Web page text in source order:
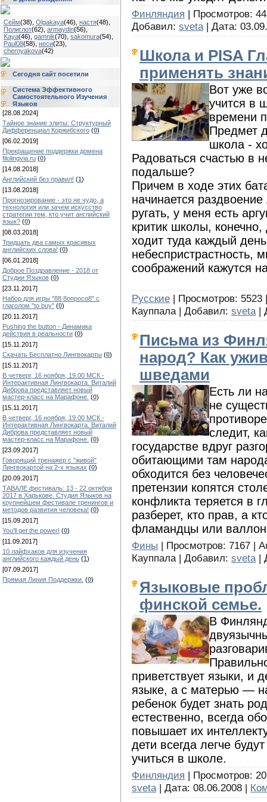
Сейм(38) Olgakaya(46) настя(48)
Полиглот(62) armaydin(56)
Kaya(46) gamnik(70) sakomura(54)
Paul08(58) неси(23)
chernyakova(42)
Сегодня сайт посетили
Система Эффективного
Самостоятельного Изучения
Языков
[28.08.2024]
Тайное знание элиты: Структурный
Дифференциал Коржибского (0)
[06.02.2019]
Прекращение поддержки домена
filolingvia.ru (0)
[14.08.2018]
Английский без правил! (1)
[13.08.2018]
Прогнозирование - это не чудо, а
технология или зачем искусство
стратегии тем, кто учит английский
язык? (0)
[08.03.2018]
Тридцать два самых красивых
английских слова! (0)
[06.01.2018]
Доброе Поздравление - 2018 от
Студии Языков (0)
[23.11.2017]
Набор для игры "88 8опросо8" с
глаголом "to buy" (0)
[20.11.2017]
Pushing the button - Динамика
действия в реальности (0)
[15.11.2017]
Скачать Бесплатно Лингвокарты (0)
[15.11.2017]
В четверг, 16 ноября, 19.00 МСК -
Интерактивная Лингвокарта. Виталий
Диброва представляет новый
мастер-класс на Марафоне. (0)
[15.11.2017]
В четверг, 16 ноября, 19.00 МСК -
Интерактивная Лингвокарта. Виталий
Диброва представляет новый
мастер-класс на Марафоне. (0)
[23.09.2017]
Говорящий тренажер с "живой"
Лингвокартой на 2-х языках (0)
[20.09.2017]
ТАВАЛЕ фестиваль: 13 - 22 октября
2017 в Харькове. Студия Языков на
крупнейшем фестивале тренингов и
методов развития человека! (0)
[15.09.2017]
You'll get the power! (0)
[11.09.2017]
10 лайфхаков для изучения
английского каждый день (1)
[07.09.2017]
Прямая Линия Поддержки. (0)
Финляндия | Просмотров:
Добавил: sveta | Дата:
Школа и PISA
применять
Вот уже
учится в
времени
Предмет
школа -
Радоваться счастью в
подальше?
Причем в ходе этих
начинается
ругать, у меня есть
критик школы,
ходит туда каждый
небеспристрастность,
соображений кажутся
Русские | Просмотров: 5523
Кауппала | Добавил: sveta |
Письма из
народ? Как
шведами
Есть ли
не
следит,
государстве вдруг
обитающими там
обходится без
претензии копятся
конфликта теряется в
разберет, кто прав, а
фламандцы или
Фины | Просмотров: 7167 |
Кауппала | Добавил: sveta |
Языковые
финской семье.
В
приветствует языки, и
языке, а с матерью —
ребенок будет знать
естественно, всегда
повышает их
дети всегда легче
учиться в школе.
Финляндия | Просмотров:
sveta | Дата: 08.06.2008 |